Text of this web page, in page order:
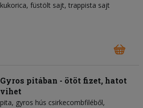
kukorica füstölt sajt trappista sajt
Gyros pitában - ötöt fizet, hatot
vihet
pita gyros hús csirkecombfiléből